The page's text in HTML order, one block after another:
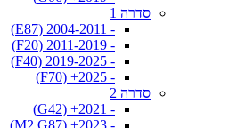
סדרה 1
- 2004-2011 (E87)
- 2011-2019 (F20)
- 2019-2025 (F40)
- 2025+ (F70)
סדרה 2
- 2021+ (G42)
- 2023+ (M2 G87)